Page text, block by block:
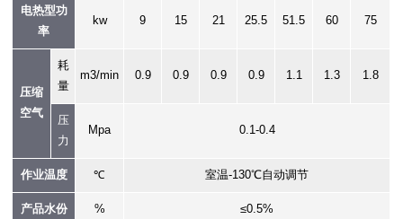
电热型功
率
kw 9 15 21 25.5 51.5 60 75
压缩
空气
耗
量
m3/min 0.9 0.9 0.9 0.9 1.1 1.3 1.8
压
力
Mpa 0.1-0.4
作业温度 ℃ 室温-130℃自动调节
产品水份 % ≤0.5%